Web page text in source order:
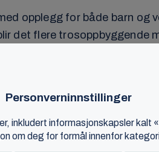
opplegg for både barn
det flere
seg til gjestene